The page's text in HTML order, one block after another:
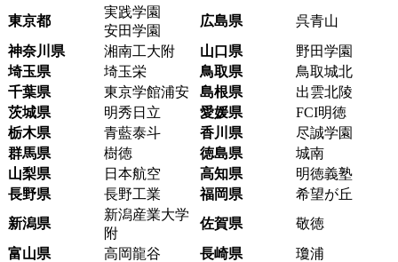
東京都
実践学園
安田学園
広島県
呉青山
神奈川県
湘南工大附 山口県
野田学園
埼玉県
埼玉栄 鳥取県
鳥取城北
千葉県
東京学館浦安 島根県
出雲北陵
茨城県
明秀日立 愛媛県
FCI明徳
栃木県
青藍泰斗 香川県
尽誠学園
群馬県
樹徳 徳島県
城南
山梨県
日本航空 高知県
明徳義塾
長野県
長野工業 福岡県
希望が丘
新潟県
新潟産業大学
附
佐賀県
敬徳
富山県
高岡龍谷 長崎県 瓊浦